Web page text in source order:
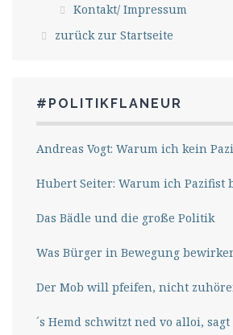
Kontakt/ Impressum
zurück zur Startseite
#POLITIKFLANEUR
Andreas Vogt: Warum ich kein
Hubert Seiter: Warum ich Pazifist
Das Bädle und die große Politik
Was Bürger in Bewegung
Der Mob will pfeifen, nicht
´s Hemd schwitzt ned vo alloi, sagt